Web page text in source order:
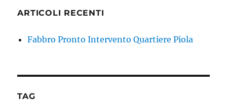
ARTICOLI RECENTI
Fabbro Pronto Intervento Quartiere Piola
TAG